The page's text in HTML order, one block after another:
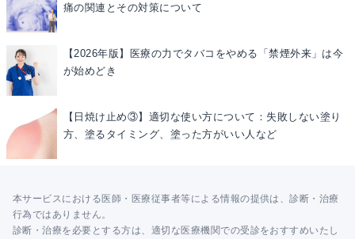
痛の関連とその対策について
【2026年版】医療の力でタバコをやめる「禁煙外来」は今
が始めどき
【日焼け止め③】適切な使い方について：失敗しない塗り
方、塗るタイミング、塗った方がいい人など
本サービスにおける医師・医療従事者等による情報の提供は、診断・治療
行為ではありません。
診断・治療を必要とする方は、適切な医療機関での受診をおすすめいたし